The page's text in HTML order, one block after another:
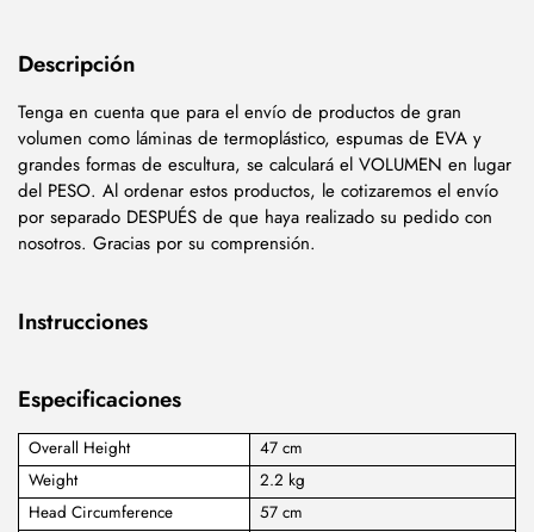
Descripción
Tenga en cuenta que para el envío de productos de gran
volumen como láminas de termoplástico, espumas de EVA y
grandes formas de escultura, se calculará el VOLUMEN en lugar
del PESO. Al ordenar estos productos, le cotizaremos el envío
por separado DESPUÉS de que haya realizado su pedido con
nosotros. Gracias por su comprensión.
Instrucciones
Especificaciones
Overall Height
47 cm
Weight
2.2 kg
Head Circumference
57 cm